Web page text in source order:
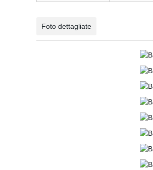
Foto dettagliate